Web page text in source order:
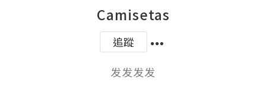
Camisetas
追蹤
发发发发